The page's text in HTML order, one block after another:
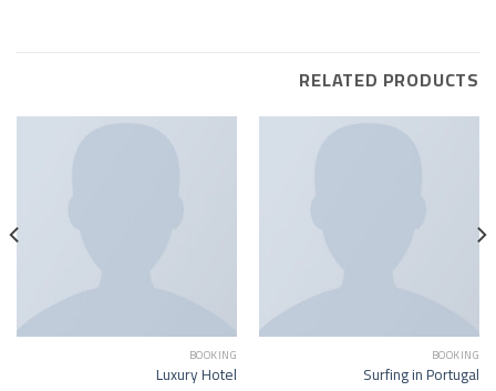
RELATED PRODUCTS
BOOKING
Surfing in Portugal
BOOKING
Luxury Hotel